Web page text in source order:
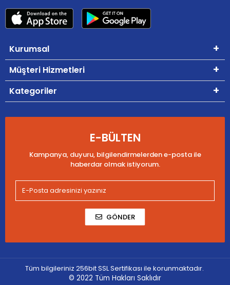
Kurumsal
Müşteri Hizmetleri
Kategoriler
E-BÜLTEN
Kampanya, duyuru, bilgilendirmelerden e-posta ile
haberdar olmak istiyorum.
GÖNDER
Tüm bilgileriniz 256bit SSL Sertifikası ile korunmaktadır.
© 2022 Tüm Hakları Saklıdır